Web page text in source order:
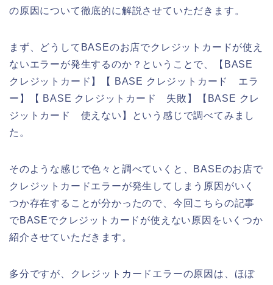
の原因について徹底的に解説させていただきます。
まず、どうしてBASEのお店でクレジットカードが使え
ないエラーが発生するのか？ということで、【BASE
クレジットカード】【 BASE クレジットカード エラ
ー】【 BASE クレジットカード 失敗】【BASE クレ
ジットカード 使えない】という感じで調べてみまし
た。
そのような感じで色々と調べていくと、BASEのお店で
クレジットカードエラーが発生してしまう原因がいく
つか存在することが分かったので、今回こちらの記事
でBASEでクレジットカードが使えない原因をいくつか
紹介させていただきます。
多分ですが、クレジットカードエラーの原因は、ほぼ